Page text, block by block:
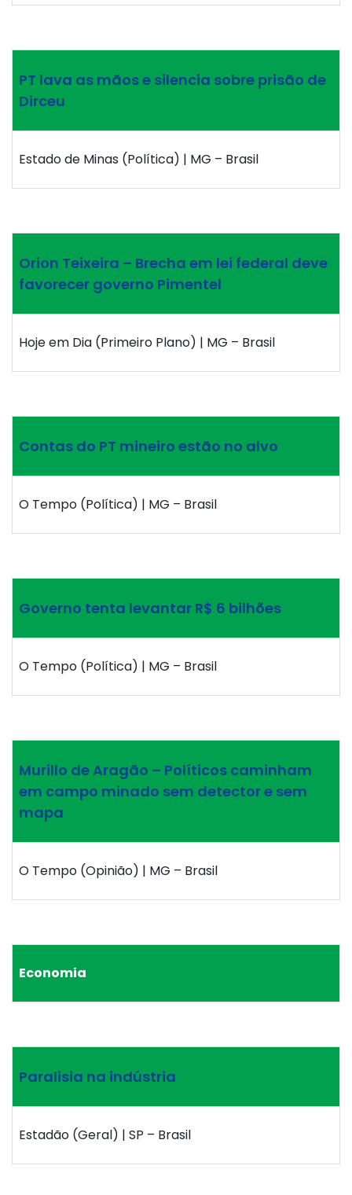
PT lava as mãos e silencia sobre prisão de
Dirceu
Estado de Minas (Política) | MG – Brasil
Orion Teixeira – Brecha em lei federal deve
favorecer governo Pimentel
Hoje em Dia (Primeiro Plano) | MG – Brasil
Contas do PT mineiro estão no alvo
O Tempo (Política) | MG – Brasil
Governo tenta levantar R$ 6 bilhões
O Tempo (Política) | MG – Brasil
Murillo de Aragão – Políticos caminham
em campo minado sem detector e sem
mapa
O Tempo (Opinião) | MG – Brasil
Economia
Paralisia na indústria
Estadão (Geral) | SP – Brasil